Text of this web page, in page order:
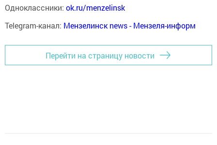
Одноклассники: ok.ru/menzelinsk
Telegram-канал: Мензелинск news - Мензеля-информ
Перейти на страницу новости